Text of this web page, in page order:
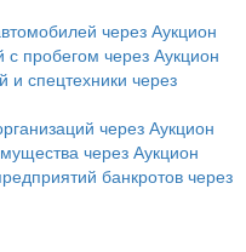
через Аукцион
пробегом через Аукцион
и спецтехники через
через Аукцион
через Аукцион
банкротов через